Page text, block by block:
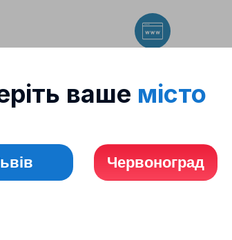
ваше місто
Червоноград
у призначений час
до 19:00